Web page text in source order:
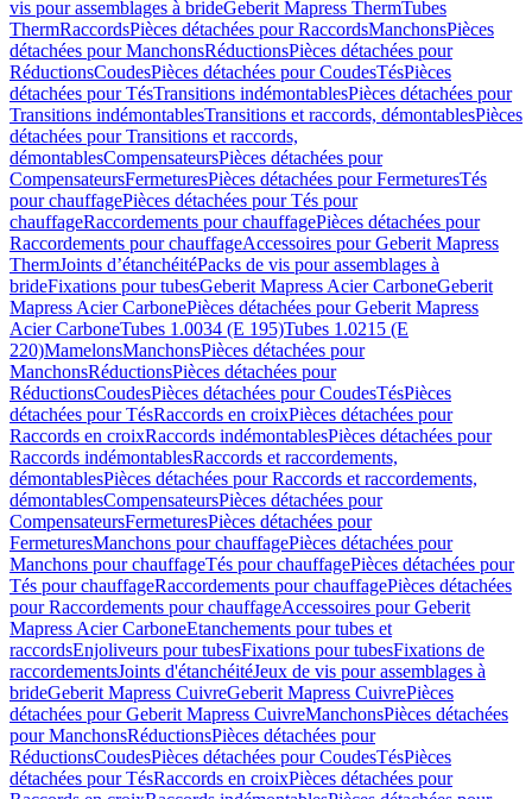
vis pour assemblages à brideGeberit Mapress ThermTubes
ThermRaccordsPièces détachées pour RaccordsManchonsPièces
détachées pour ManchonsRéductionsPièces détachées pour
RéductionsCoudesPièces détachées pour CoudesTésPièces
détachées pour TésTransitions indémontablesPièces détachées pour
Transitions indémontablesTransitions et raccords, démontablesPièces
détachées pour Transitions et raccords,
démontablesCompensateursPièces détachées pour
CompensateursFermeturesPièces détachées pour FermeturesTés
pour chauffagePièces détachées pour Tés pour
chauffageRaccordements pour chauffagePièces détachées pour
Raccordements pour chauffageAccessoires pour Geberit Mapress
ThermJoints d’étanchéitéPacks de vis pour assemblages à
brideFixations pour tubesGeberit Mapress Acier CarboneGeberit
Mapress Acier CarbonePièces détachées pour Geberit Mapress
Acier CarboneTubes 1.0034 (E 195)Tubes 1.0215 (E
220)MamelonsManchonsPièces détachées pour
ManchonsRéductionsPièces détachées pour
RéductionsCoudesPièces détachées pour CoudesTésPièces
détachées pour TésRaccords en croixPièces détachées pour
Raccords en croixRaccords indémontablesPièces détachées pour
Raccords indémontablesRaccords et raccordements,
démontablesPièces détachées pour Raccords et raccordements,
démontablesCompensateursPièces détachées pour
CompensateursFermeturesPièces détachées pour
FermeturesManchons pour chauffagePièces détachées pour
Manchons pour chauffageTés pour chauffagePièces détachées pour
Tés pour chauffageRaccordements pour chauffagePièces détachées
pour Raccordements pour chauffageAccessoires pour Geberit
Mapress Acier CarboneEtanchements pour tubes et
raccordsEnjoliveurs pour tubesFixations pour tubesFixations de
raccordementsJoints d'étanchéitéJeux de vis pour assemblages à
brideGeberit Mapress CuivreGeberit Mapress CuivrePièces
détachées pour Geberit Mapress CuivreManchonsPièces détachées
pour ManchonsRéductionsPièces détachées pour
RéductionsCoudesPièces détachées pour CoudesTésPièces
détachées pour TésRaccords en croixPièces détachées pour